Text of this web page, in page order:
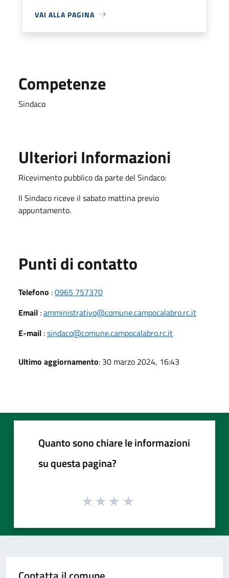
VAI ALLA PAGINA
Competenze
Sindaco
Ulteriori Informazioni
Ricevimento pubblico da parte del Sindaco:
Il Sindaco riceve il sabato mattina previo
appuntamento.
Punti di contatto
Telefono :0965 757370
Email :amministrativo@comune.campocalabro.rc.it
E-mail :sindaco@comune.campocalabro.rc.it
Ultimo aggiornamento: 30 marzo 2024, 16:43
Quanto sono chiare le informazioni
su questa pagina?